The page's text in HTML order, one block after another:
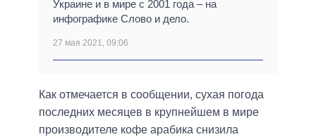
Украине и в мире с 2001 года – на
инфографике Слово и дело.
27 мая 2021, 09:06
Как отмечается в сообщении, сухая погода
последних месяцев в крупнейшем в мире
производителе кофе арабика снизила